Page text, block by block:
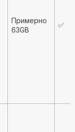
Примерно
63GB
✅